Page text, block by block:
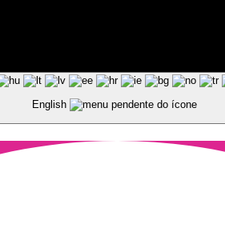
English